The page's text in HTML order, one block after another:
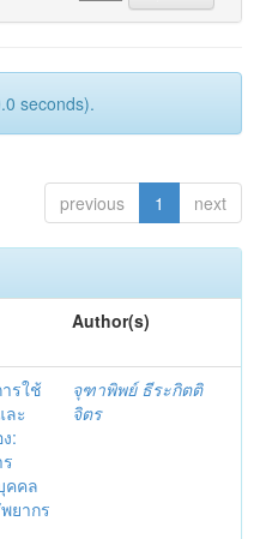
seconds).
previous 1 next
Author(s)
รใช้
ละ
:
คคล
ยากร
จุฑาพิพย์ ธีระกิตติ
จิตร